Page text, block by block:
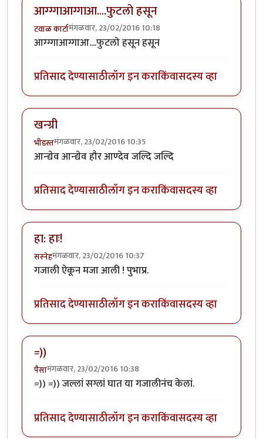
आग्ग्गाआग्गाआ....फुटलो हसून
टवाळ कार्टामंगळवार, 23/02/2016 10:18
आग्ग्गाआग्गाआ....फुटलो हसून हसून
प्रतिसाद देण्यासाठीलॉग इन कराकिंवासदस्य व्हा
खन्ग्री
भीडस्तमंगळवार, 23/02/2016 10:35
आन्द्येव आन्द्येव हौर आण्देव जल्दि जल्दि
प्रतिसाद देण्यासाठीलॉग इन कराकिंवासदस्य व्हा
हा: हाः!
सस्नेहमंगळवार, 23/02/2016 10:37
गजाली ऐकून मजा आली ! पुभाप्र.
प्रतिसाद देण्यासाठीलॉग इन कराकिंवासदस्य व्हा
=))
पैसामंगळवार, 23/02/2016 10:38
=)) =)) जल्लां सग्लां घात या गजालीनंच केलां.
प्रतिसाद देण्यासाठीलॉग इन कराकिंवासदस्य व्हा